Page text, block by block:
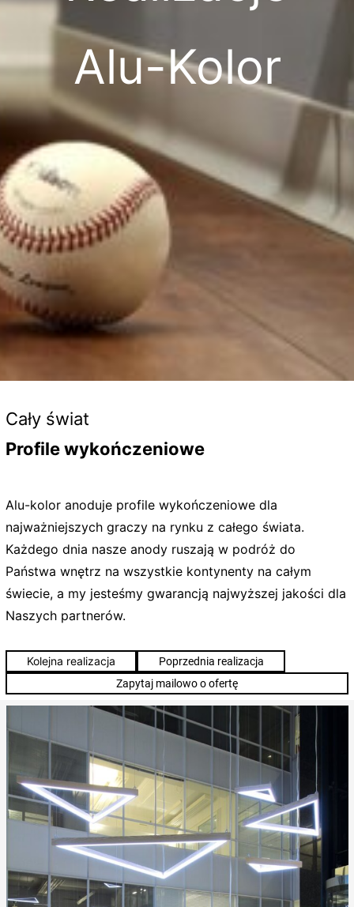
Alu-Kolor
Cały świat
Profile wykończeniowe
Alu-kolor anoduje profile wykończeniowe dla
najważniejszych graczy na rynku z całego świata.
Każdego dnia nasze anody ruszają w podróż do
Państwa wnętrz na wszystkie kontynenty na całym
świecie, a my jesteśmy gwarancją najwyższej jakości dla
Naszych partnerów.
Kolejna realizacja
Poprzednia realizacja
Zapytaj mailowo o ofertę